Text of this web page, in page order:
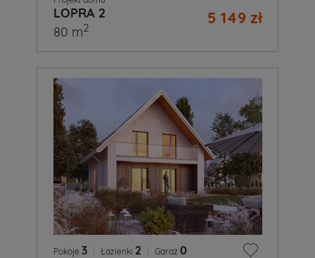
LOPRA 2 5 149 zł
80 m2
Pokoje 3 Łazienki 2 Garaż 0